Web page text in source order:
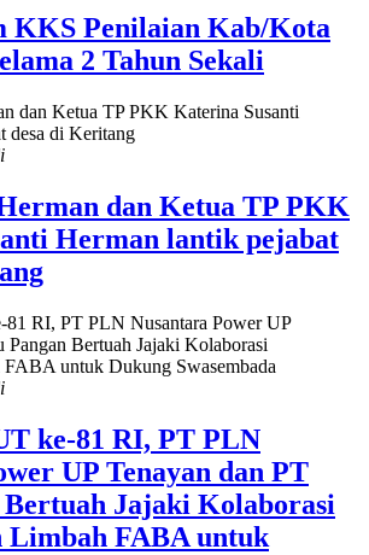
KKS Penilaian Kab/Kota
2 Tahun Sekali
dan Ketua TP PKK
Herman lantik pejabat
ke-81 RI, PT PLN
UP Tenayan dan PT
Bertuah Jajaki Kolaborasi
Limbah FABA untuk